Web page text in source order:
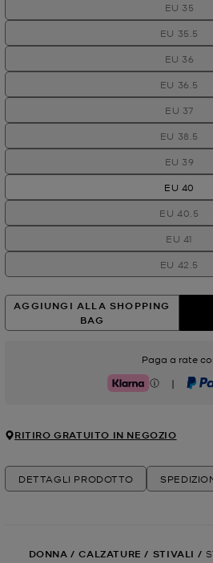
EU 35
EU 35.5
EU 36
EU 36.5
EU 37
EU 38.5
EU 39
EU 40
EU 40.5
EU 41
EU 42.5
AGGIUNGI ALLA SHOPPING
BAG
Paga a rate
Klarna |
RITIRO GRATUITO IN NEGOZIO
DETTAGLI PRODOTTO
DONNA / CALZATURE / STIVALI /